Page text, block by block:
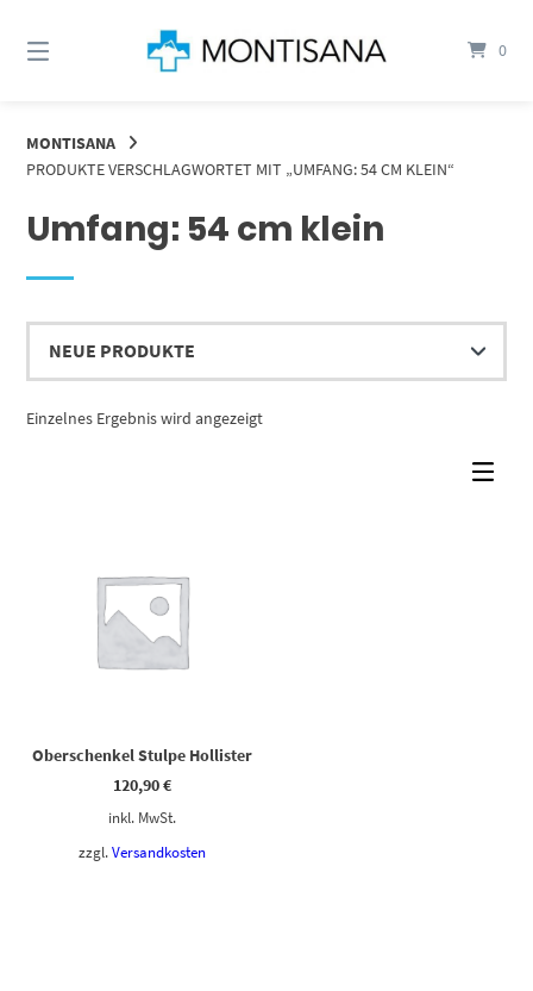
zum
0
MONTISANA
PRODUKTE VERSCHLAGWORTET MIT „UMFANG: 54 CM KLEIN“
Umfang: 54 cm klein
Einzelnes Ergebnis wird angezeigt
Oberschenkel Stulpe Hollister
120,90€
inkl. MwSt.
zzgl. Versandkosten